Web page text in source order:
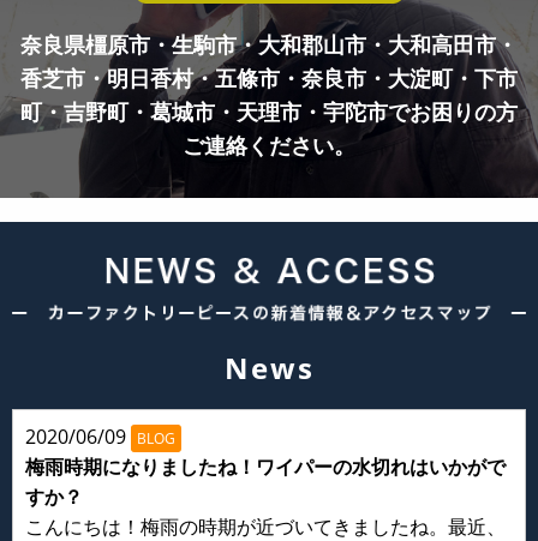
奈良県橿原市・生駒市・大和郡山市・大和高田市・
香芝市・明日香村・五條市・奈良市・ 大淀町・下市
町・吉野町・葛城市・天理市・宇陀市でお困りの方
ご連絡ください。
News
2020/06/09 BLOG
梅雨時期になりましたね！ワイパーの水切れはいかがで
すか？
こんにちは！梅雨の時期が近づいてきましたね。最近、